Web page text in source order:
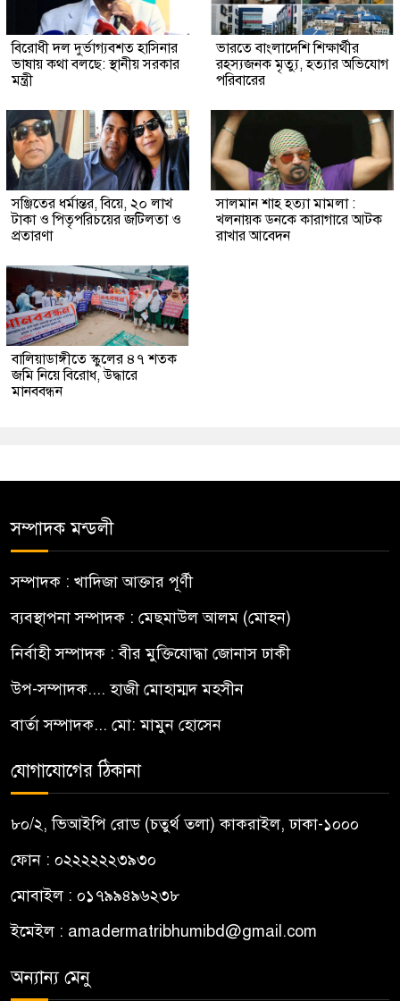
বিরোধী দল দুর্ভাগ্যবশত হাসিনার
ভাষায় কথা বলছে: স্থানীয় সরকার
মন্ত্রী
ভারতে বাংলাদেশি শিক্ষার্থীর
রহস্যজনক মৃত্যু, হত্যার অভিযোগ
পরিবারের
সঞ্জিতের ধর্মান্তর, বিয়ে, ২০ লাখ
টাকা ও পিতৃপরিচয়ের জটিলতা ও
প্রতারণা
সালমান শাহ হত্যা মামলা :
খলনায়ক ডনকে কারাগারে আটক
রাখার আবেদন
বালিয়াডাঙ্গীতে স্কুলের ৪৭ শতক
জমি নিয়ে বিরোধ, উদ্ধারে
মানববন্ধন
সম্পাদক মন্ডলী
সম্পাদক : খাদিজা আক্তার পূর্ণী
ব্যবস্থাপনা সম্পাদক : মেছমাউল আলম (মোহন)
নির্বাহী সম্পাদক : বীর মুক্তিযোদ্ধা জোনাস ঢাকী
উপ-সম্পাদক.... হাজী মোহাম্মদ মহসীন
বার্তা সম্পাদক... মো: মামুন হোসেন
যোগাযোগের ঠিকানা
৮০/২, ভিআইপি রোড (চতুর্থ তলা) কাকরাইল, ঢাকা-১০০০
ফোন : ০২২২২২২৩৯৩০
মোবাইল : ০১৭৯৯৪৯৬২৩৮
ইমেইল : amadermatribhumibd@gmail.com
অন্যান্য মেনু